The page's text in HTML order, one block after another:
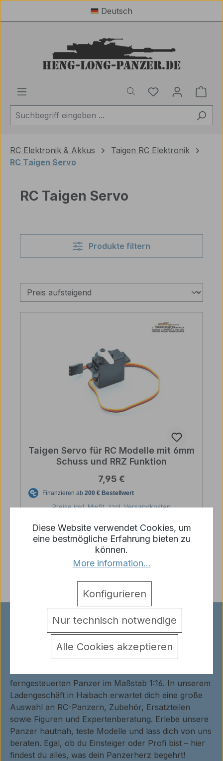
Zum Hauptinhalt springenDeutsch
Du hast 0
RC Elektronik & Akkus
Taigen RC Elektronik
RC Taigen Servo
RC Taigen Servo
Produkte filtern
Taigen Servo für RC Modelle mit 6mm
Schuss und RRZ Funktion
Regulärer Preis:
7,95 €
Preise inkl. MwSt. zzgl. Versandkosten
Details
RC-PANZER HAUTNAH ERLEBEN!
Unser Ladengeschäft in Haibach
ferngesteuerten Panzer im Maßstab 1:16. In unserem
Ladengeschäft in Haibach erwartet dich eine große
Auswahl an RC-Panzern, Zubehör, Ersatzteilen
sowie Figuren und Expertenberatung. Erlebe unsere
Panzer hautnah, teste Modelle und lass dich von uns
beraten. Egal, ob du Einsteiger oder Profi bist – hier
findest du alles, was dein Panzerherz begehrt!
Diese Website verwendet Cookies, um
eine bestmögliche Erfahrung bieten zu
können.
More information...
Nur technisch notwendige
Konfigurieren
Alle Cookies akzeptieren